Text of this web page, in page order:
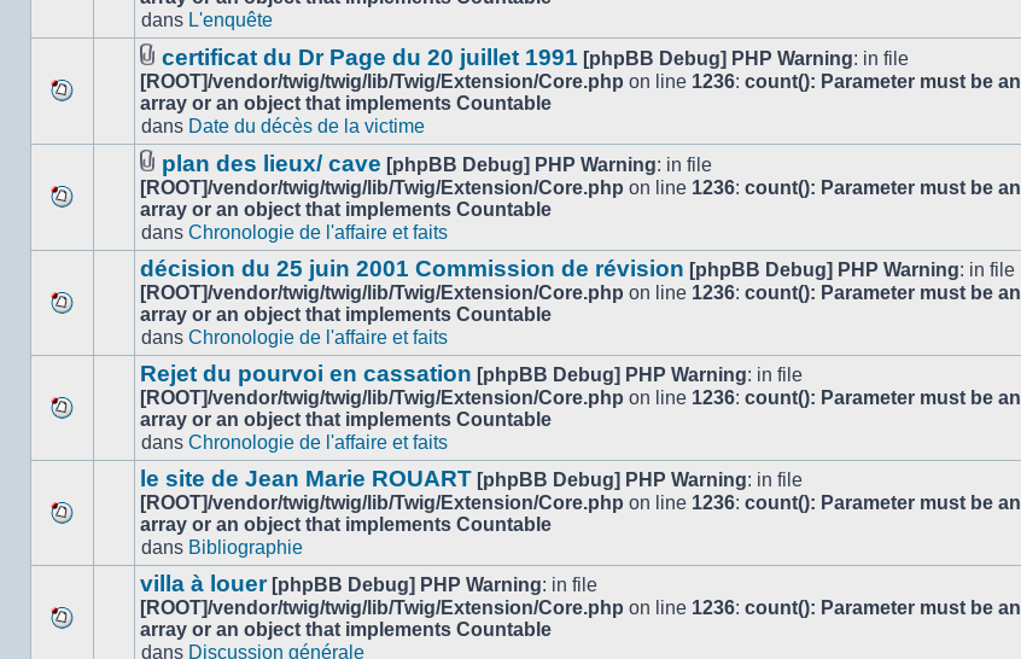
nouveau
message
dans L'enquête
nouveau
message
Fichier(s)
joint(s)
certificat du Dr Page du 20 juillet 1991 [phpBB Debug] PHP Warning: in file
[ROOT]/vendor/twig/twig/lib/Twig/Extension/Core.php on line 1236: count(): Parameter must be an
array or an object that implements Countable
dans Date du décès de la victime
nouveau
message
Fichier(s)
joint(s)
plan des lieux/ cave [phpBB Debug] PHP Warning: in file
[ROOT]/vendor/twig/twig/lib/Twig/Extension/Core.php on line 1236: count(): Parameter must be an
array or an object that implements Countable
dans Chronologie de l'affaire et faits
nouveau
message
décision du 25 juin 2001 Commission de révision [phpBB Debug] PHP Warning: in file
[ROOT]/vendor/twig/twig/lib/Twig/Extension/Core.php on line 1236: count(): Parameter must be an
array or an object that implements Countable
dans Chronologie de l'affaire et faits
nouveau
message
Rejet du pourvoi en cassation [phpBB Debug] PHP Warning: in file
[ROOT]/vendor/twig/twig/lib/Twig/Extension/Core.php on line 1236: count(): Parameter must be an
array or an object that implements Countable
dans Chronologie de l'affaire et faits
nouveau
message
le site de Jean Marie ROUART [phpBB Debug] PHP Warning: in file
[ROOT]/vendor/twig/twig/lib/Twig/Extension/Core.php on line 1236: count(): Parameter must be an
array or an object that implements Countable
dans Bibliographie
villa à louer [phpBB Debug] PHP Warning: in file
[ROOT]/vendor/twig/twig/lib/Twig/Extension/Core.php on line 1236: count(): Parameter must be an
array or an object that implements Countable
dans Discussion générale